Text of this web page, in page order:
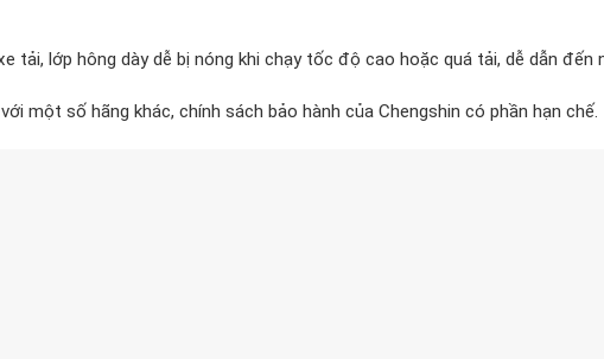
tải, lớp hông dày dễ bị nóng khi chạy tốc độ cao hoặc quá tải, dễ dẫn đến
một số hãng khác, chính sách bảo hành của Chengshin có phần hạn chế.